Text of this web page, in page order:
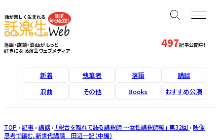
497記事公開中！
落語・講談・浪曲がもっと
好きになる演芸ウェブメディア
新着 執筆者 落語
講談
浪曲
その他 Books おすすめ公演
TOP › 記事 › 講談› 「釈台を離れて語る講釈師 ～女性講釈師編」 第32回› 映像
思考で編む、新世代講談 田辺一記（中編）